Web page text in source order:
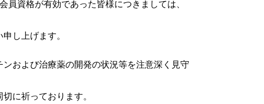
資格が有効であった皆様につきましては、
し上げます。
および治療薬の開発の状況等を注意深く見守
に祈っております。